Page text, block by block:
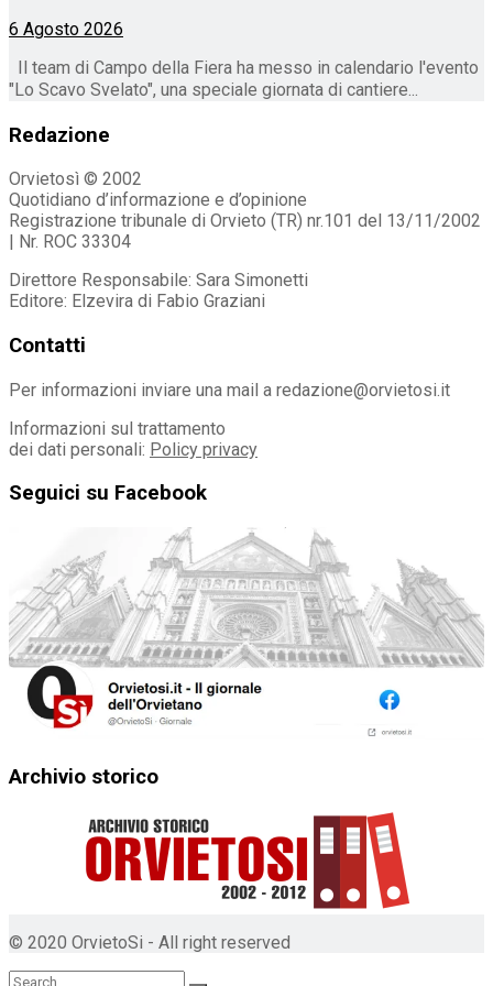
6 Agosto 2026
Il team di Campo della Fiera ha messo in calendario l'evento
"Lo Scavo Svelato", una speciale giornata di cantiere...
Redazione
Orvietosì © 2002
Quotidiano d’informazione e d’opinione
Registrazione tribunale di Orvieto (TR) nr.101 del 13/11/2002
| Nr. ROC 33304
Direttore Responsabile: Sara Simonetti
Editore: Elzevira di Fabio Graziani
Contatti
Per informazioni inviare una mail a redazione@orvietosi.it
Informazioni sul trattamento
dei dati personali: Policy privacy
Seguici su Facebook
Archivio storico
© 2020 OrvietoSi - All right reserved